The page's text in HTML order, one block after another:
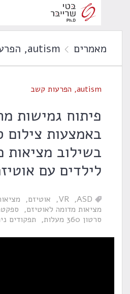
autism
,הפרעות
,הפרעות קשב
פיתוח גמישות
בשילוב מציאות
לילדים עם אוטיזם
VR אוטיזם
מציאות מדומה
מציאות מדומה לאוטיזם
ספקטרום
תפקודים ניהוליים